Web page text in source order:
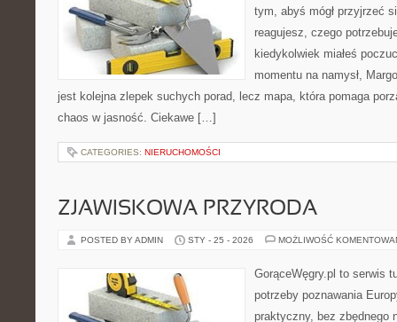
tym, abyś mógł przyjrzeć
reagujesz, czego
kiedykolwiek miałeś
momentu na namysł,
jest kolejna zlepek suchych porad, lecz mapa, która pomaga
chaos w jasność. Ciekawe […]
CATEGORIES: NIERUCHOMOŚCI
ZJAWISKOWA PRZYRODA
POSTED BY ADMIN STY - 25 - 2026 MOŻLIWOŚĆ
GorąceWęgry.pl to serwis
potrzeby poznawania
praktyczny, bez zbędnego